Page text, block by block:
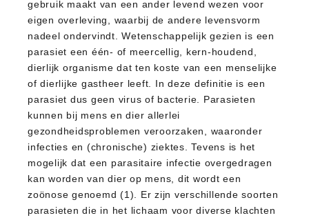
gebruik maakt van een ander levend wezen voor
eigen overleving, waarbij de andere levensvorm
nadeel ondervindt. Wetenschappelijk gezien is een
parasiet een één- of meercellig, kern-houdend,
dierlijk organisme dat ten koste van een menselijke
of dierlijke gastheer leeft. In deze definitie is een
parasiet dus geen virus of bacterie. Parasieten
kunnen bij mens en dier allerlei
gezondheidsproblemen veroorzaken, waaronder
infecties en (chronische) ziektes. Tevens is het
mogelijk dat een parasitaire infectie overgedragen
kan worden van dier op mens, dit wordt een
zoönose genoemd (1). Er zijn verschillende soorten
parasieten die in het lichaam voor diverse klachten